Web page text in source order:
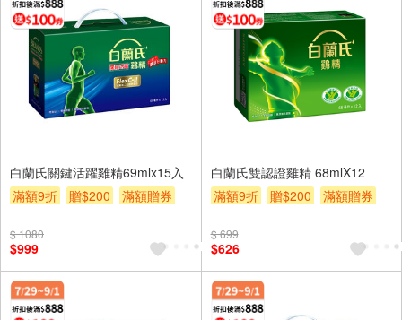
白蘭氏關鍵活躍雞精69mlx15入
滿額9折
贈$200 滿額贈券
$ 1080
$999
白蘭氏雙認證雞精 68mlX12
滿額9折
贈$200 滿額贈券
$ 699
$626